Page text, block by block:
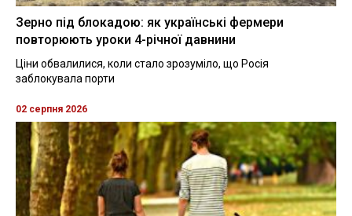
Зерно під блокадою: як українські фермери
повторюють уроки 4-річної давнини
Ціни обвалилися, коли стало зрозуміло, що Росія
заблокувала порти
02 серпня 2026